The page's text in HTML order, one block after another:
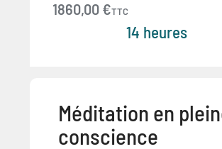
1860,00 €TTC
14 heures
Méditation en
conscience